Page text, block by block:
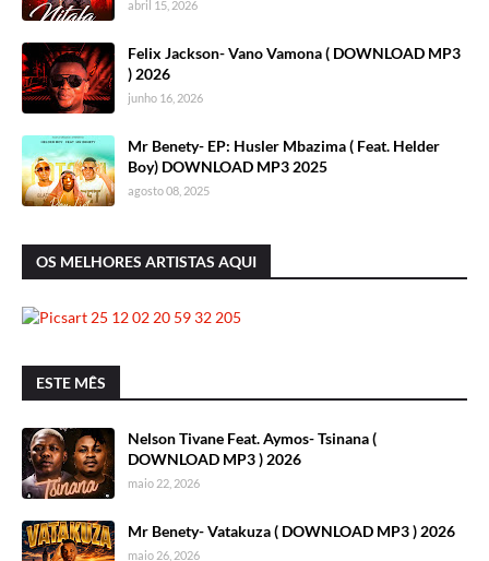
abril 15, 2026
Felix Jackson- Vano Vamona ( DOWNLOAD MP3
) 2026
junho 16, 2026
Mr Benety- EP: Husler Mbazima ( Feat. Helder
Boy) DOWNLOAD MP3 2025
agosto 08, 2025
OS MELHORES ARTISTAS AQUI
ESTE MÊS
Nelson Tivane Feat. Aymos- Tsinana (
DOWNLOAD MP3 ) 2026
maio 22, 2026
Mr Benety- Vatakuza ( DOWNLOAD MP3 ) 2026
maio 26, 2026